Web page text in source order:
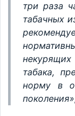
три раза
табачных
некурящих
табака,
норму в